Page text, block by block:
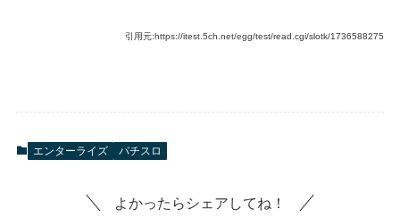
引用元:https://itest.5ch.net/egg/test/read.cgi/slotk/1736588275
エンターライズ パチスロ
よかったらシェアしてね！